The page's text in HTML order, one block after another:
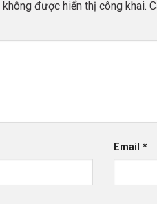
không được hiển thị công khai.
Email*